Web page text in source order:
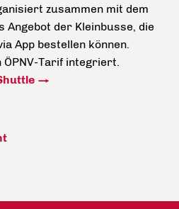
zusammen mit dem
der Kleinbusse, die
App bestellen können.
ÖPNV-Tarif integriert.